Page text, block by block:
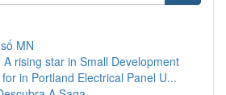
MN
A rising star in Small Development
in Portland Electrical Panel U...